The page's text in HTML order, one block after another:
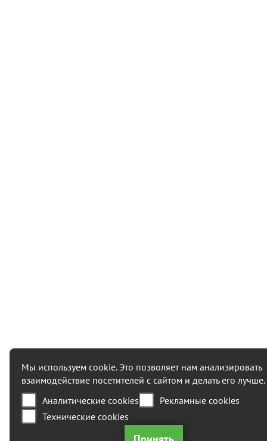
Мы используем cookie. Это позволяет нам анализировать
взаимодействие посетителей с сайтом и делать его лучше.
Аналитические cookies
Рекламные cookies
Технические cookies